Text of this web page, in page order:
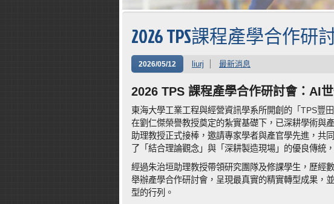
2026 TPS課程產學合作研
2026/05/12 liurj 最新消息
2026 TPS 課程產學合作研討會：AI
東海大學工業工程與經營資訊學系所開創的 「TPS豐
在劉仁傑榮譽教授奠定的紮實基礎下，已深耕學術與
助理教授正式接棒，邀請專家學者與產官學先進，共
了「結合理論觀念」與「深耕製造現場」的優良傳統
經過朱治垣助理教授帶領研究團隊及修課學生，歷經
舉辦產學合作研討會，呈現最真實的精實轉型成果，
型的行列。